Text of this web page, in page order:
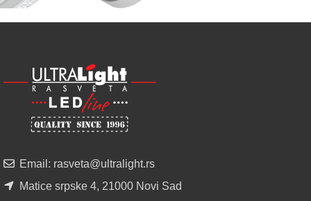
LED
PROFILI
TRIMLESS
DIFUZOROM
POGLEDAJ
Email: rasveta@ultralight.rs
Matice srpske 4, 21000 Novi Sad